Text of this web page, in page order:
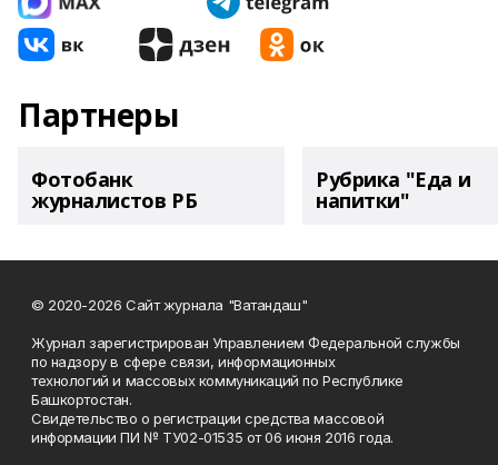
Партнеры
Фотобанк
журналистов РБ
Рубрика "Еда и
напитки"
© 2020-2026 Сайт журнала "Ватандаш"
Журнал зарегистрирован Управлением Федеральной службы
по надзору в сфере связи, информационных
технологий и массовых коммуникаций по Республике
Башкортостан.
Свидетельство о регистрации средства массовой
информации ПИ № ТУ02-01535 от 06 июня 2016 года.